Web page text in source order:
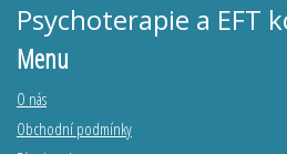
Psychoterapie a EFT
Menu
O nás
Obchodní podmínky